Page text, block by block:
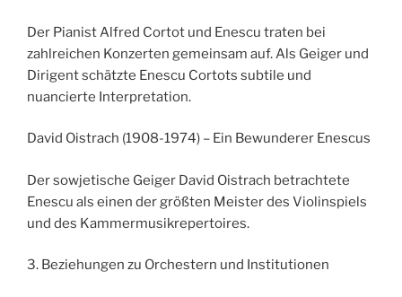
Der Pianist Alfred Cortot und Enescu traten bei
zahlreichen Konzerten gemeinsam auf. Als Geiger und
Dirigent schätzte Enescu Cortots subtile und
nuancierte Interpretation.
David Oistrach (1908-1974) – Ein Bewunderer Enescus
Der sowjetische Geiger David Oistrach betrachtete
Enescu als einen der größten Meister des Violinspiels
und des Kammermusikrepertoires.
3. Beziehungen zu Orchestern und Institutionen